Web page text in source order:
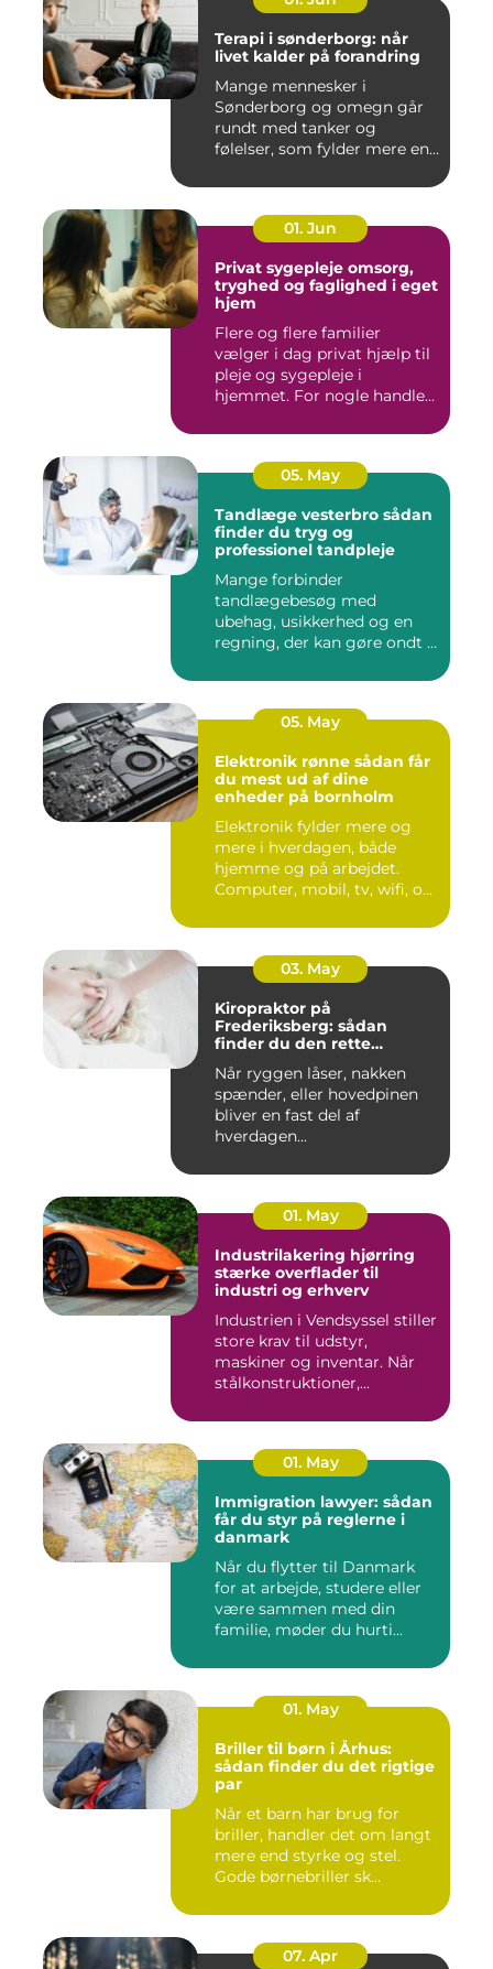
Terapi i sønderborg: når
livet kalder på forandring
Mange mennesker i
Sønderborg og omegn går
rundt med tanker og
følelser, som fylder mere end
01. Jun
Privat sygepleje omsorg,
tryghed og faglighed i eget
hjem
Flere og flere familier
vælger i dag privat hjælp til
pleje og sygepleje i
hjemmet. For nogle handle...
05. May
Tandlæge vesterbro sådan
finder du tryg og
professionel tandpleje
Mange forbinder
tandlægebesøg med
ubehag, usikkerhed og en
regning, der kan gøre ondt i
05. May
Elektronik rønne sådan får
du mest ud af dine
enheder på bornholm
Elektronik fylder mere og
mere i hverdagen, både
hjemme og på arbejdet.
Computer, mobil, tv, wifi, o...
03. May
Kiropraktor på
Frederiksberg: sådan
finder du den rette
Når ryggen låser, nakken
spænder, eller hovedpinen
bliver en fast del af
hverdagen...
01. May
Industrilakering hjørring
stærke overflader til
industri og erhverv
Industrien i Vendsyssel stiller
store krav til udstyr,
maskiner og inventar. Når
stålkonstruktioner,...
01. May
Immigration lawyer: sådan
får du styr på reglerne i
danmark
Når du flytter til Danmark
for at arbejde, studere eller
være sammen med din
familie, møder du hurti...
01. May
Briller til børn i Århus:
sådan finder du det rigtige
par
Når et barn har brug for
briller, handler det om langt
mere end styrke og stel.
Gode børnebriller sk...
07. Apr